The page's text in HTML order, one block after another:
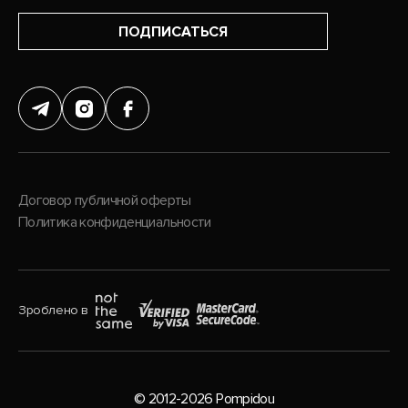
ПОДПИСАТЬСЯ
Договор публичной оферты
Политика конфиденциальности
Зроблено в
© 2012-2026 Pompidou